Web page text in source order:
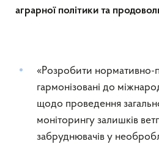
аграрної політики та
«Розробити нормативно-
гармонізовані до
щодо проведення
моніторингу залишків
забруднювачів у